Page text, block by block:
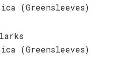
(Greensleeves)
(Greensleeves)